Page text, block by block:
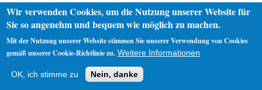
Impressum
Wir verwenden Cookies, um die Nutzung unserer Website für
Sie so angenehm und bequem wie möglich zu machen.
Mit der Nutzung unserer Website stimmen Sie unserer Verwendung von Cookies
gemäß unserer Cookie-Richtlinie zu. Weitere Informationen
OK, ich stimme zu Nein, danke